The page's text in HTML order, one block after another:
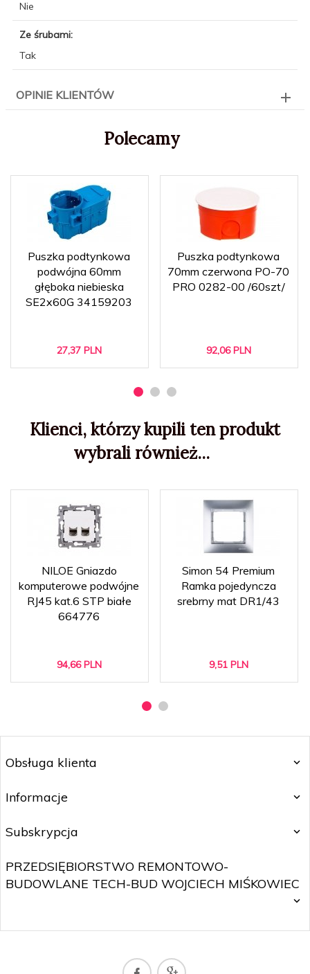
Nie
Ze śrubami:
Tak
OPINIE KLIENTÓW
Polecamy
Puszka podtynkowa
podwójna 60mm
głęboka niebieska
SE2x60G 34159203
27,37 PLN
Puszka podtynkowa
70mm czerwona PO-70
PRO 0282-00 /60szt/
92,06 PLN
Klienci, którzy kupili ten produkt
wybrali również...
NILOE Gniazdo
komputerowe podwójne
RJ45 kat.6 STP białe
664776
94,66 PLN
Simon 54 Premium
Ramka pojedyncza
srebrny mat DR1/43
9,51 PLN
Obsługa klienta
Informacje
Subskrypcja
PRZEDSIĘBIORSTWO REMONTOWO-
BUDOWLANE TECH-BUD WOJCIECH MIŚKOWIEC